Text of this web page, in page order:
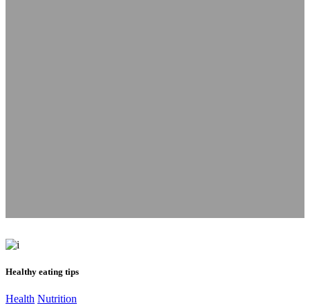
Healthy eating tips
Health Nutrition